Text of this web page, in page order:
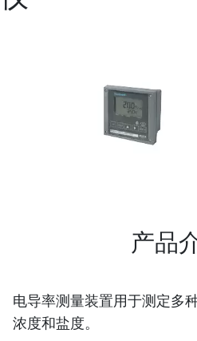
产品
电导率测量装置用于测定多
浓度和盐度。